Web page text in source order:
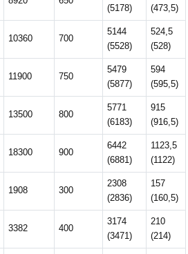
(5178)
(473,5)
10360 700
5144
(5528)
524,5
(528)
11900 750
5479
(5877)
594
(595,5)
13500 800
5771
(6183)
915
(916,5)
18300 900
6442
(6881)
1123,5
(1122)
1908 300
2308
(2836)
157
(160,5)
3382 400
3174
(3471)
210
(214)